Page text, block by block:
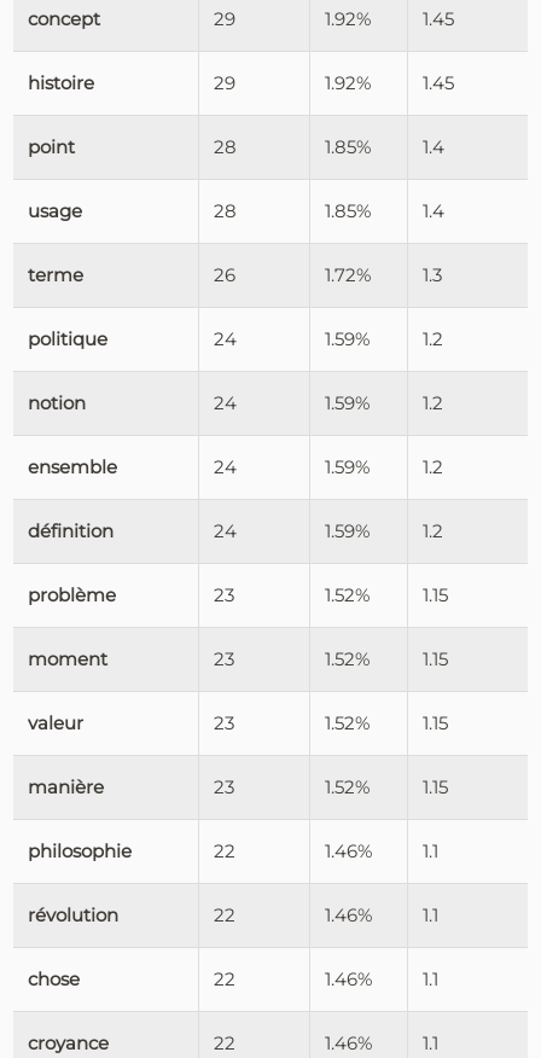
concept 29 1.92% 1.45
histoire 29 1.92% 1.45
point 28 1.85% 1.4
usage 28 1.85% 1.4
terme 26 1.72% 1.3
politique 24 1.59% 1.2
notion 24 1.59% 1.2
ensemble 24 1.59% 1.2
définition 24 1.59% 1.2
problème 23 1.52% 1.15
moment 23 1.52% 1.15
valeur 23 1.52% 1.15
manière 23 1.52% 1.15
philosophie 22 1.46% 1.1
révolution 22 1.46% 1.1
chose 22 1.46% 1.1
croyance 22 1.46% 1.1